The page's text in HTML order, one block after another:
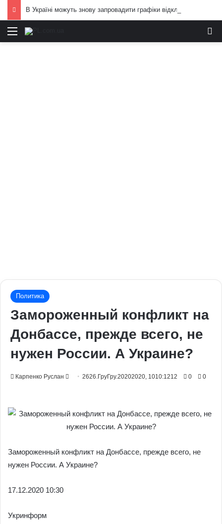
Меню
Политика
Замороженный конфликт на
Донбассе, прежде всего, не
нужен России. А Украине?
Карпенко Руслан
Send2626.ГруГру.20202020, 1010:1212 0 0
Замороженный конфликт на Донбассе, прежде всего, не
нужен России. А Украине?
17.12.2020 10:30
Укринформ